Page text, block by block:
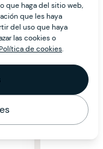
que haga del sitio web,
que les haya
del uso que haya
las cookies o
de cookies.